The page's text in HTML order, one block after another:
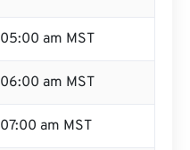
05:00 am MST
06:00 am MST
07:00 am MST